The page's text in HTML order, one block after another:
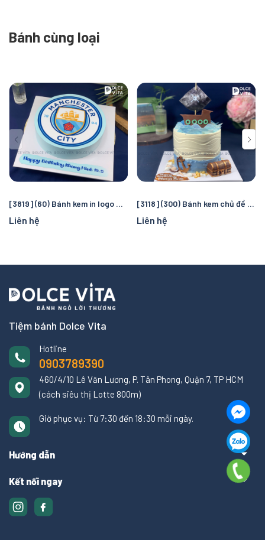
Bánh cùng loại
[3819] (60) Bánh kem in logo Manchester City – Quà tặng sinh nhật hoàn hảo cho fan bóng đá
Liên hệ
[3118] (300) Bánh kem chủ đề cướp biển và đại dương – Chuyến truy tìm kho báu kỳ thú cho bé
Liên hệ
Tiệm bánh Dolce Vita
Hotline
0903789390
460/4/10 Lê Văn Lương, P. Tân Phong, Quận 7, TP HCM
(cách siêu thị Lotte 800m)
Giờ phục vụ: Từ 7:30 đến 18:30 mỗi ngày.
Hướng dẫn
Kết nối ngay